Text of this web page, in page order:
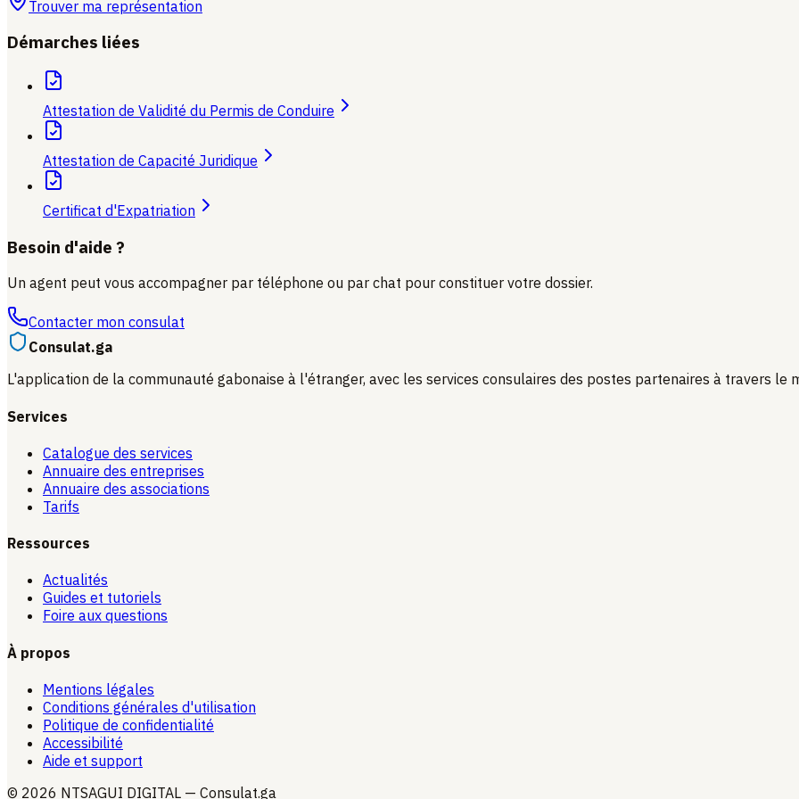
Trouver ma représentation
Démarches liées
Attestation de Validité du Permis de Conduire
Attestation de Capacité Juridique
Certificat d'Expatriation
Besoin d'aide ?
Un agent peut vous accompagner par téléphone ou par chat pour constituer votre dossier.
Contacter mon consulat
Consulat.ga
L'application de la communauté gabonaise à l'étranger, avec les services consulaires des postes partenaires à travers le
Services
Catalogue des services
Annuaire des entreprises
Annuaire des associations
Tarifs
Ressources
Actualités
Guides et tutoriels
Foire aux questions
À propos
Mentions légales
Conditions générales d'utilisation
Politique de confidentialité
Accessibilité
Aide et support
© 2026 NTSAGUI DIGITAL — Consulat.ga